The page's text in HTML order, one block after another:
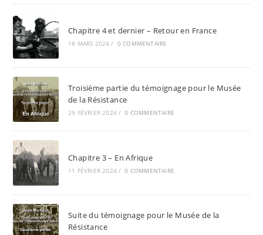
Chapitre 4 et dernier – Retour en France
18 MARS 2024 / 0 COMMENTAIRE
Troisième partie du témoignage pour le Musée
de la Résistance
29 FÉVRIER 2024 / 0 COMMENTAIRE
Chapitre 3 – En Afrique
11 FÉVRIER 2024 / 0 COMMENTAIRE
Suite du témoignage pour le Musée de la
Résistance